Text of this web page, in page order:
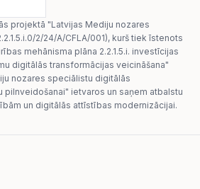
projektā "Latvijas Mediju nozares
2/24/A/CFLA/001), kurš tiek īstenots
mehānisma plāna 2.2.1.5.i. investīcijas
digitālās transformācijas veicināšana"
nozares speciālistu digitālās
pilnveidošanai" ietvaros un saņem atbalstu
un digitālās attīstības modernizācijai.